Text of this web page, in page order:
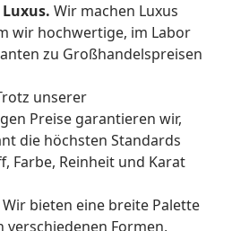
Wir machen Luxus
wir hochwertige, im Labor
zu Großhandelspreisen
unserer
Preise garantieren wir,
die höchsten Standards
Farbe, Reinheit und Karat
Wir bieten eine breite Palette
verschiedenen Formen,